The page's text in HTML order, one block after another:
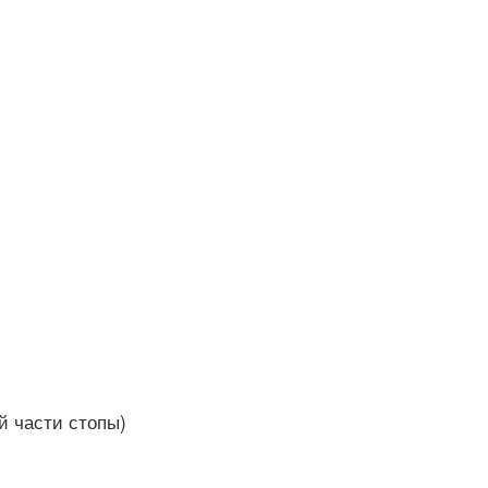
части стопы)